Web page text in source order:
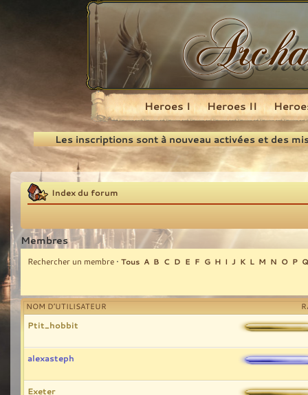
Recherche
Heroes I Heroes II
Les inscriptions sont à nouveau activées et des
Index du forum
Membres
Rechercher un membre • Tous A B C D E F G H I J K L M N O P Q
NOM D’UTILISATEUR
Ptit_hobbit
alexasteph
Exeter